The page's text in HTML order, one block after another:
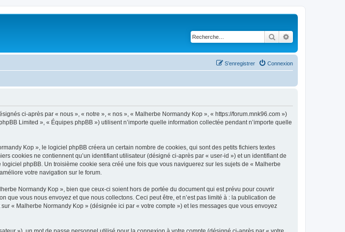
Rechercher
Connexion
S’enregistrer
ci-après par « nous », « notre », « nos », « Malherbe Normandy Kop », « https://forum.mnk96.com »)
Limited », « Équipes phpBB ») utilisent n’importe quelle information collectée pendant n’importe quelle
Kop », le logiciel phpBB créera un certain nombre de cookies, qui sont des petits fichiers textes
cookies ne contiennent qu’un identifiant utilisateur (désigné ci-après par « user-id ») et un identifiant de
phpBB. Un troisième cookie sera créé une fois que vous naviguerez sur les sujets de « Malherbe
votre navigation sur le forum.
Normandy Kop », bien que ceux-ci soient hors de portée du document qui est prévu pour couvrir
vous nous envoyez et que nous collectons. Ceci peut être, et n’est pas limité à : la publication de
« Malherbe Normandy Kop » (désignée ici par « votre compte ») et les messages que vous envoyez